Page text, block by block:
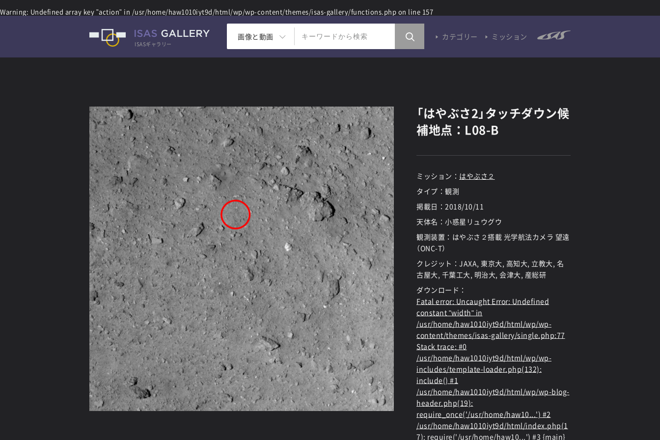
Warning: Undefined array key "action" in /usr/home/haw1010iyt9d/html/wp/wp-content/themes/isas-gallery/functions.php on line 157
ISASギャラリー
画像と動画 カテゴリー ミッション
「はやぶさ2」タッチダウン候
補地点：L08-B
ミッション： はやぶさ２
タイプ：観測
掲載日： 2018/10/11
天体名：小惑星リュウグウ
観測装置：はやぶさ２搭載 光学航法カメラ 望遠
（ONC-T）
クレジット：JAXA, 東京大, 高知大, 立教大, 名
古屋大, 千葉工大, 明治大, 会津大, 産総研
ダウンロード：
Fatal error: Uncaught Error: Undefined
constant "width" in
/usr/home/haw1010iyt9d/html/wp/wp-
content/themes/isas-gallery/single.php:77
Stack trace: #0
/usr/home/haw1010iyt9d/html/wp/wp-
includes/template-loader.php(132):
include() #1
/usr/home/haw1010iyt9d/html/wp/wp-blog-
header.php(19):
require_once('/usr/home/haw10...') #2
/usr/home/haw1010iyt9d/html/index.php(1
7): require('/usr/home/haw10...') #3 {main}